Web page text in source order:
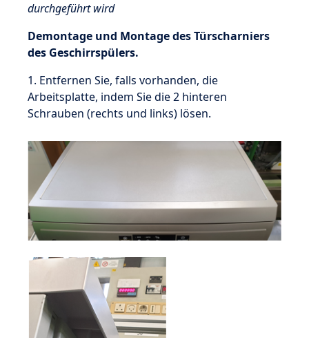
durchgeführt wird
Demontage und Montage des Türscharniers
des Geschirrspülers.
1. Entfernen Sie, falls vorhanden, die
Arbeitsplatte, indem Sie die 2 hinteren
Schrauben (rechts und links) lösen.